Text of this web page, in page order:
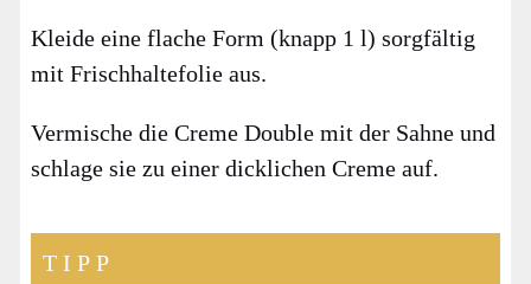
Klei­de eine fla­che Form (knapp 1 l) sorg­fäl­tig
mit Frisch­hal­te­fo­lie aus.
Ver­mische die Creme Dou­ble mit der Sah­ne und
schla­ge sie zu einer dick­li­chen Creme auf.
TIPP